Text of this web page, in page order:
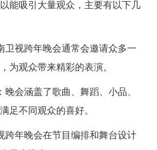
能吸引大量观众，主要有以下几
卫视跨年晚会通常会邀请众多一
为观众带来精彩的表演。
晚会涵盖了歌曲、舞蹈、小品、
足不同观众的喜好。
跨年晚会在节目编排和舞台设计